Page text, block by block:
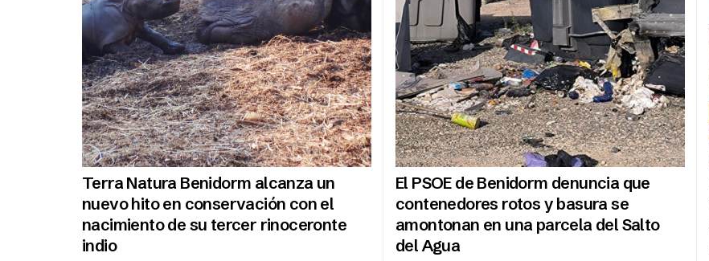
Terra Natura Benidorm alcanza un
nuevo hito en conservación con el
nacimiento de su tercer rinoceronte
indio
El PSOE de Benidorm denuncia que
contenedores rotos y basura se
amontonan en una parcela del Salto
del Agua